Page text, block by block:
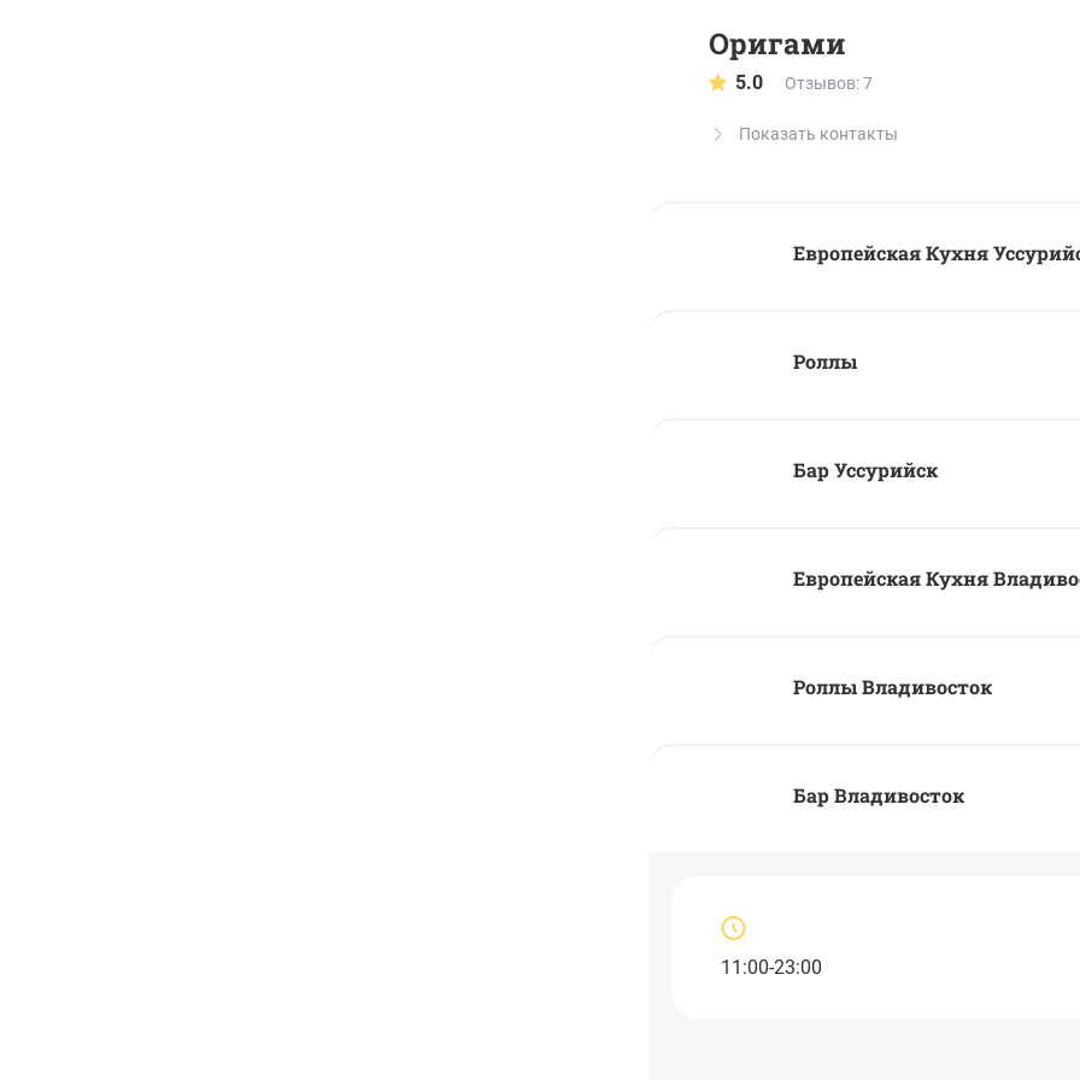
Оригами
5.0 Отзывов: 7
Показать контакты
Европейская Кухня
Роллы
Бар Уссурийск
Европейская Кухня
Роллы Владивосток
Бар Владивосток
11:00-23:00